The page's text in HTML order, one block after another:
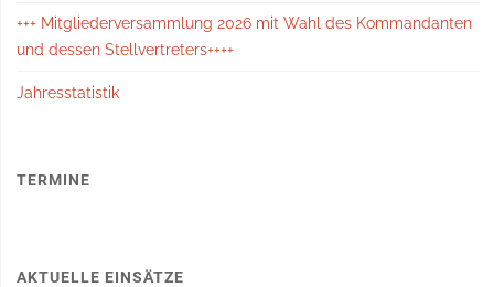
+++ Mitgliederversammlung 2026 mit Wahl des Kommandanten
und dessen Stellvertreters++++
Jahresstatistik
TERMINE
AKTUELLE EINSÄTZE